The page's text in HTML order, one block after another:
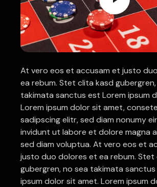
At vero eos et accusam et justo
ea rebum. Stet clita kasd
takimata sanctus est Lorem ipsum
Lorem ipsum dolor sit amet,
sadipscing elitr, sed diam nonumy
invidunt ut labore et dolore magna
sed diam voluptua. At vero eos et
justo duo dolores et ea rebum. Stet
gubergren, no sea takimata
ipsum dolor sit amet. Lorem ipsum